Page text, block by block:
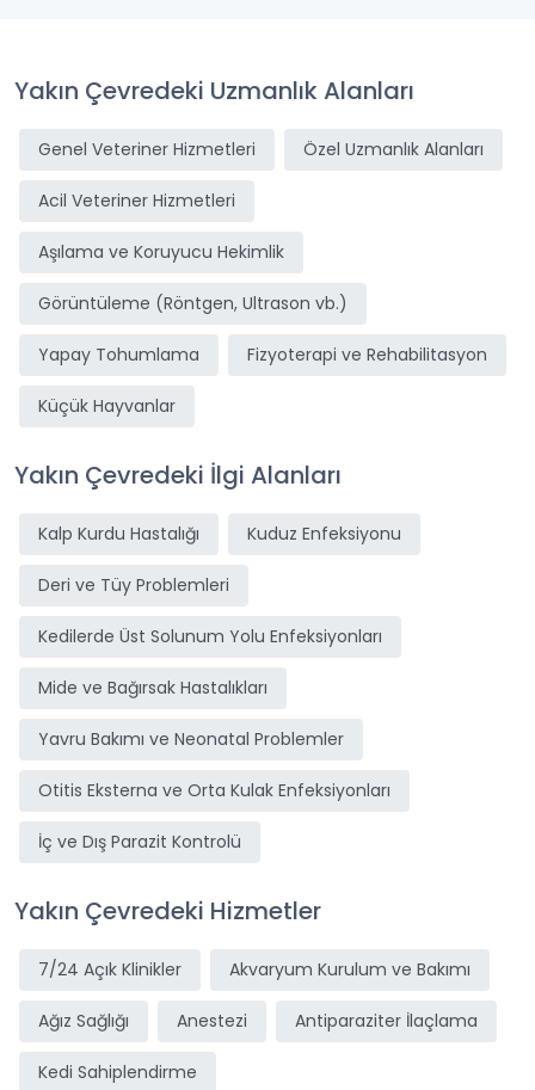
Yakın Çevredeki Uzmanlık Alanları
Genel Veteriner Hizmetleri Özel Uzmanlık Alanları
Acil Veteriner Hizmetleri
Aşılama ve Koruyucu Hekimlik
Görüntüleme (Röntgen, Ultrason vb.)
Yapay Tohumlama Fizyoterapi ve Rehabilitasyon
Küçük Hayvanlar
Yakın Çevredeki İlgi Alanları
Kalp Kurdu Hastalığı Kuduz Enfeksiyonu
Deri ve Tüy Problemleri
Kedilerde Üst Solunum Yolu Enfeksiyonları
Mide ve Bağırsak Hastalıkları
Yavru Bakımı ve Neonatal Problemler
Otitis Eksterna ve Orta Kulak Enfeksiyonları
İç ve Dış Parazit Kontrolü
Yakın Çevredeki Hizmetler
7/24 Açık Klinikler Akvaryum Kurulum ve Bakımı
Ağız Sağlığı Anestezi Antiparaziter İlaçlama
Kedi Sahiplendirme